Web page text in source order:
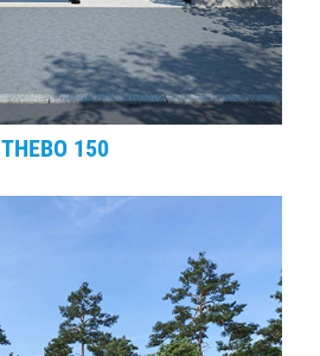
THEBO 150